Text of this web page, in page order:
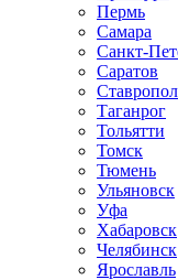
Пермь
Самара
Санкт-
Саратов
Таганрог
Тольятти
Томск
Тюмень
Ульяновск
Уфа
Хабаровск
Челябинск
Ярославль